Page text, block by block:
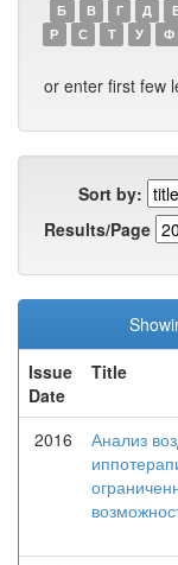
Б
В Г Д
Р
С Т У Ф
or enter first few
Sort by:
Results/Page
Issue
Date
Title
2016
Анализ